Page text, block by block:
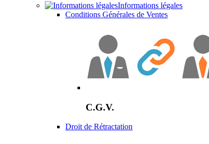
Informations légales
Conditions Générales de Ventes
C.G.V.
Droit de Rétractation